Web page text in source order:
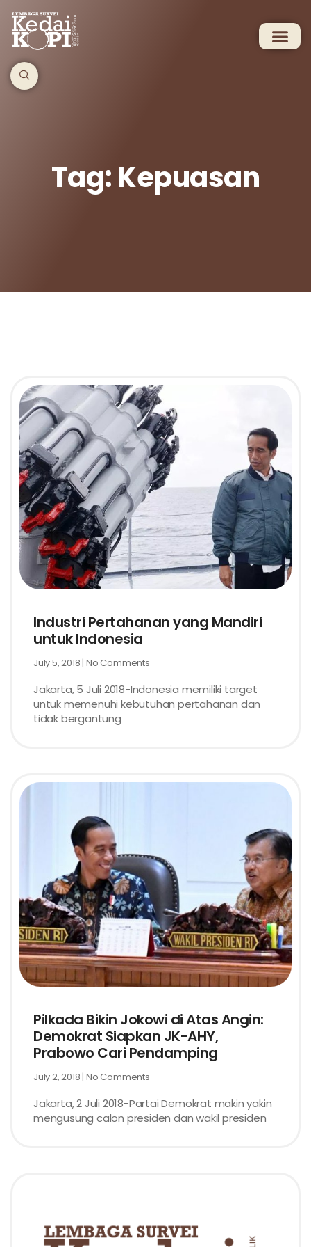
Tag: Kepuasan
Industri Pertahanan yang Mandiri
untuk Indonesia
July 5, 2018 No Comments
Jakarta, 5 Juli 2018-Indonesia memiliki target
untuk memenuhi kebutuhan pertahanan dan
tidak bergantung
Pilkada Bikin Jokowi di Atas Angin:
Demokrat Siapkan JK-AHY,
Prabowo Cari Pendamping
July 2, 2018 No Comments
Jakarta, 2 Juli 2018-Partai Demokrat makin yakin
mengusung calon presiden dan wakil presiden